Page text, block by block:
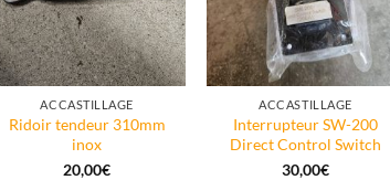
ACCASTILLAGE
Ridoir tendeur 310mm
inox
20,00€
ACCASTILLAGE
Interrupteur SW-200
Direct Control Switch
30,00€